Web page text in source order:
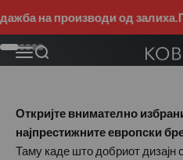
на производи од
MeniPretraga
Разладете се
Idi na stavku 1
Idi na stavku 2
Idi na stavku 3
Idi na stavku 4
Idi na stavku 5
Откријте внимателно
најпрестижните европски